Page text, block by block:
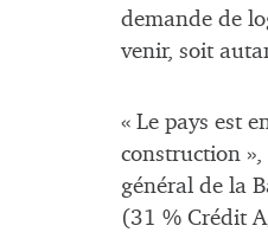
demande de
venir, soit
« Le pays est
construction »,
général de la
(31 % Crédit